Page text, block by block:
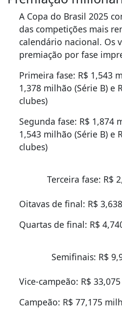
A Copa do Brasil 2025
das competições mais
calendário nacional. Os
premiação por fase
Primeira fase: R$ 1,543
1,378 milhão (Série B) e
clubes)
Segunda fase: R$ 1,874
1,543 milhão (Série B) e
clubes)
Terceira fase: R$
Oitavas de final: R$
Quartas de final: R$
Semifinais: R$
Vice-campeão: R$
Campeão: R$ 77,175